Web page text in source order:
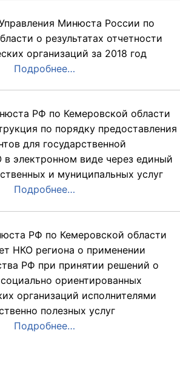
Минюста России по
о результатах отчетности
организаций за 2018 год
Подробнее…
РФ по Кемеровской области
по порядку предоставления
для государственной
электронном виде через единый
и муниципальных услуг
Подробнее…
РФ по Кемеровской области
НКО региона о применении
РФ при принятии решений о
ориентированных
организаций исполнителями
полезных услуг
Подробнее…